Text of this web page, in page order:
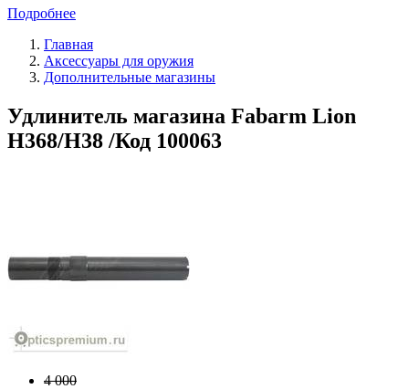
Подробнее
Главная
Аксессуары для оружия
Дополнительные магазины
Удлинитель магазина Fabarm Lion
H368/H38 /Код 100063
4 000